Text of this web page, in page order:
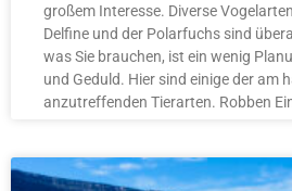
großem Interesse. Diverse
Delfine und der Polarfuchs sind
was Sie brauchen, ist ein wenig
und Geduld. Hier sind einige der am
anzutreffenden Tierarten. Robben